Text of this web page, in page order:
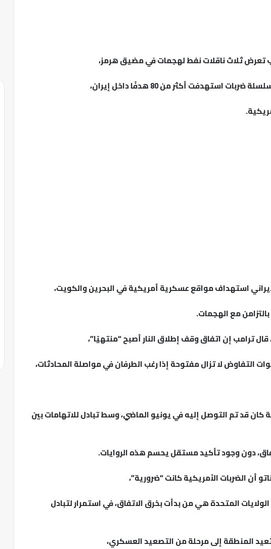
تعرض ثلاث ناقلات نفط لهجمات في مضيق هرمز،
ضربات استهدفت أكثر من 80 هدفًا داخل إيران،
استهداف مواقع عسكرية أمريكية في البحرين والكويت،
مع الهجمات.
ترامب إن اتفاق وقف إطلاق النار أصبح “منتهيًا”،
التفاوض لا تزال مفتوحة إذا رغب الطرفان في مواصلة المحادثات،
كان قد تم التوصل إليه في يونيو الماضي، وسط تبادل للاتهامات بين
دون وجود تأكيد مستقل يحسم هذه الروايات.
أن الضربات الأمريكية كانت “ضرورية”،
الولايات المتحدة هي من بدأت بخرق الاتفاق، في استمرار لتبادل
المنطقة إلى مرحلة من التصعيد العسكري،